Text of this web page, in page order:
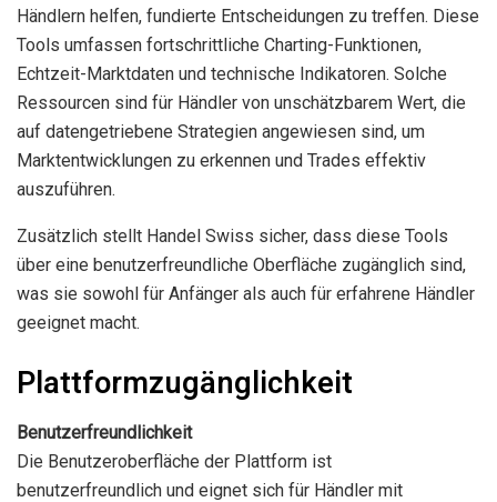
Händlern helfen, fundierte Entscheidungen zu treffen. Diese
Tools umfassen fortschrittliche Charting-Funktionen,
Echtzeit-Marktdaten und technische Indikatoren. Solche
Ressourcen sind für Händler von unschätzbarem Wert, die
auf datengetriebene Strategien angewiesen sind, um
Marktentwicklungen zu erkennen und Trades effektiv
auszuführen.
Zusätzlich stellt Handel Swiss sicher, dass diese Tools
über eine benutzerfreundliche Oberfläche zugänglich sind,
was sie sowohl für Anfänger als auch für erfahrene Händler
geeignet macht.
Plattformzugänglichkeit
Benutzerfreundlichkeit
Die Benutzeroberfläche der Plattform ist
benutzerfreundlich und eignet sich für Händler mit